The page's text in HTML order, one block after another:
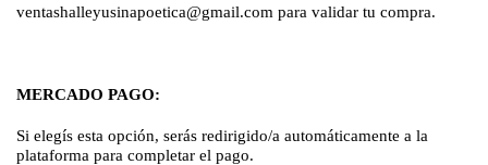
ventashalleyusinapoetica@gmail.com para validar tu compra.
MERCADO PAGO:
Si elegís esta opción, serás redirigido/a automáticamente a la
plataforma para completar el pago.